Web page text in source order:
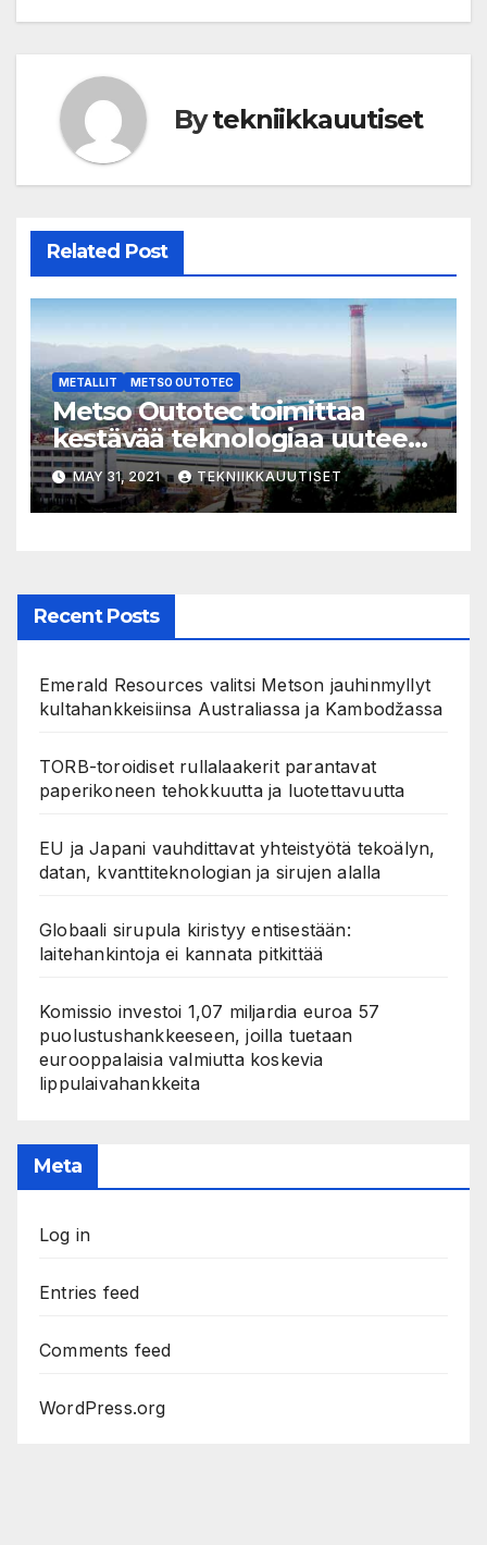
Bytekniikkauutiset
Related Post
METALLIT METSO OUTOTEC
Metso Outotec toimittaa
kestävää teknologiaa uuteen
alumiinioksidijalostamoon
Indonesiaan
MAY 31, 2021 TEKNIIKKAUUTISET
Recent Posts
Emerald Resources valitsi Metson jauhinmyllyt
kultahankkeisiinsa Australiassa ja Kambodžassa
TORB-toroidiset rullalaakerit parantavat
paperikoneen tehokkuutta ja luotettavuutta
EU ja Japani vauhdittavat yhteistyötä tekoälyn,
datan, kvanttiteknologian ja sirujen alalla
Globaali sirupula kiristyy entisestään:
laitehankintoja ei kannata pitkittää
Komissio investoi 1,07 miljardia euroa 57
puolustushankkeeseen, joilla tuetaan
eurooppalaisia valmiutta koskevia
lippulaivahankkeita
Meta
Log in
Entries feed
Comments feed
WordPress.org